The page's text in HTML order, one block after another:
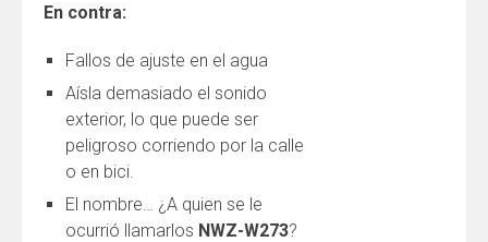
En contra:
Fallos de ajuste en el agua
Aísla demasiado el sonido
exterior, lo que puede ser
peligroso corriendo por la calle
o en bici.
El nombre… ¿A quien se le
ocurrió llamarlos NWZ-W273?